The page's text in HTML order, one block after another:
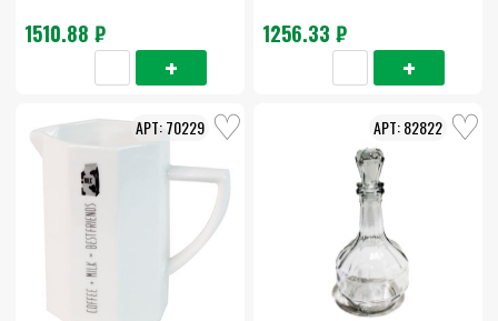
1510.88 ₽ 1256.33 ₽
70229 82822